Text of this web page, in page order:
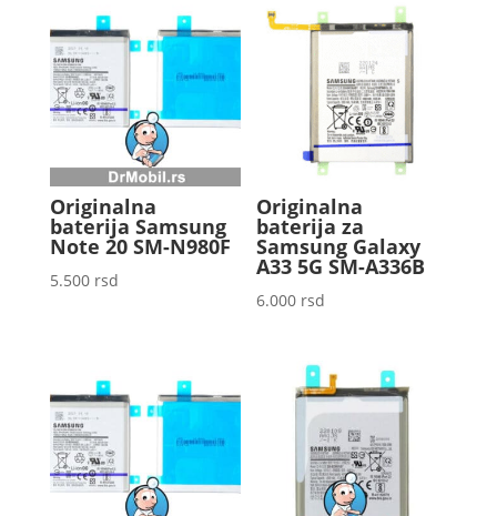
Originalna
baterija Samsung
Note 20 SM-N980F
5.500 rsd
Originalna
baterija za
Samsung Galaxy
A33 5G SM-A336B
6.000 rsd